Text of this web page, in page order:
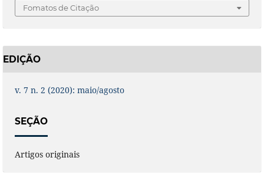
Fomatos de Citação
EDIÇÃO
v. 7 n. 2 (2020): maio/agosto
SEÇÃO
Artigos originais